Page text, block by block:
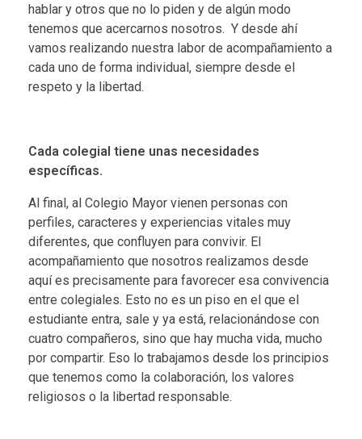
hablar y otros que no lo piden y de algún modo
tenemos que acercarnos nosotros. Y desde ahí
vamos realizando nuestra labor de acompañamiento a
cada uno de forma individual, siempre desde el
respeto y la libertad.
Cada colegial tiene unas necesidades
específicas.
Al final, al Colegio Mayor vienen personas con
perfiles, caracteres y experiencias vitales muy
diferentes, que confluyen para convivir. El
acompañamiento que nosotros realizamos desde
aquí es precisamente para favorecer esa convivencia
entre colegiales. Esto no es un piso en el que el
estudiante entra, sale y ya está, relacionándose con
cuatro compañeros, sino que hay mucha vida, mucho
por compartir. Eso lo trabajamos desde los principios
que tenemos como la colaboración, los valores
religiosos o la libertad responsable.